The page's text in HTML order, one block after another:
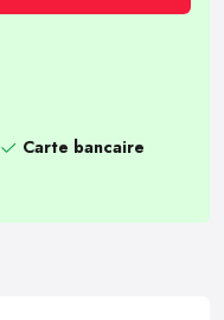
Carte bancaire